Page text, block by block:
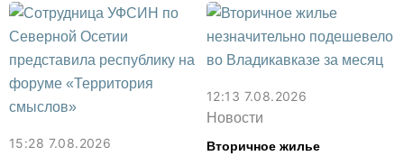
картофель
15:28 7.08.2026
12:13 7.08.2026
Новости
Вторичное жилье